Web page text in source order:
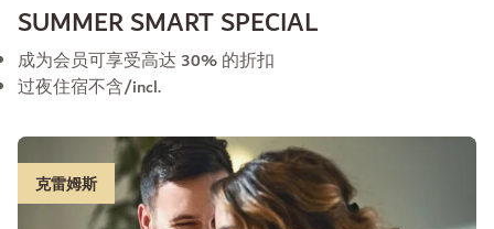
SUMMER SMART SPECIAL
成为会员可享受高达 30% 的折扣
过夜住宿不含/incl.
克雷姆斯